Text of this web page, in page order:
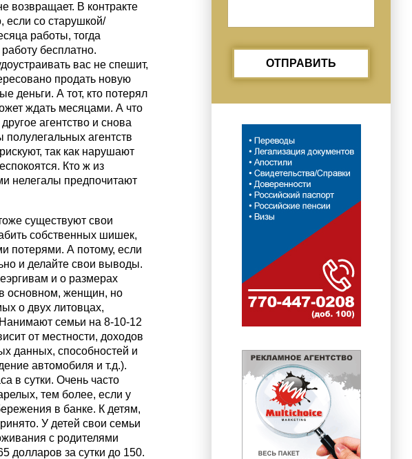
возвращает. В контракте
если со старушкой/
работы, тогда
бесплатно.
вас не спешит,
продать новую
деньги. А тот, кто потерял
ждать месяцами. А что
агентство и снова
полулегальных агентств
так как нарушают
Кто ж из
нелегалы предпочитают
существуют свои
собственных шишек,
потерями. А потому, если
и делайте свои выводы.
и о размерах
основном, женщин, но
о двух литовцах,
семьи на 8-10-12
от местности, доходов
данных, способностей и
автомобиля и т.д.).
в сутки. Очень часто
тем более, если у
в банке. К детям,
У детей свои семьи
с родителями
долларов за сутки до 150.
ОТПРАВИТЬ